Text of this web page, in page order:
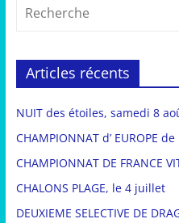
Articles récents
NUIT des étoiles, samedi 8
CHAMPIONNAT d’ EUROPE
CHAMPIONNAT DE FRANCE
CHALONS PLAGE, le 4 juillet
DEUXIEME SELECTIVE DE